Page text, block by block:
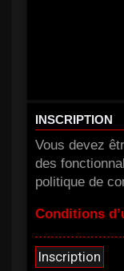
INSCRIPTION
Vous devez
des
politique de
Conditions
Inscription